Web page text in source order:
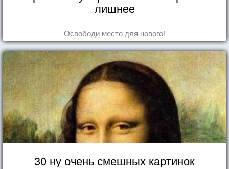
лишнее
Освободи место для нового!
30 ну очень смешных картинок